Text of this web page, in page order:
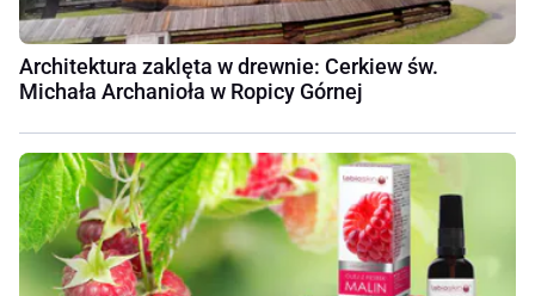
Architektura zaklęta w drewnie: Cerkiew św.
Michała Archanioła w Ropicy Górnej